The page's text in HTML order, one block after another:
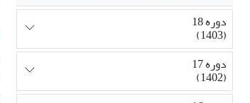
دوره 18
(1403)
دوره 17
(1402)